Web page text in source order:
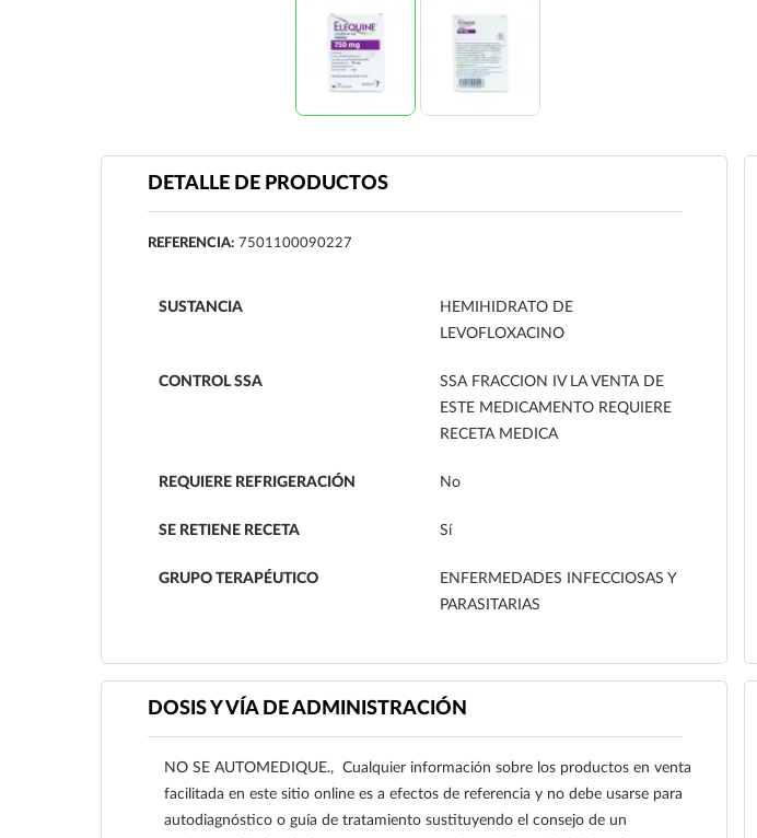
DETALLE DE PRODUCTOS
REFERENCIA: 7501100090227
SUSTANCIA
HEMIHIDRATO DE
LEVOFLOXACINO
CONTROL SSA
SSA FRACCION IV LA VENTA DE
ESTE MEDICAMENTO REQUIERE
RECETA MEDICA
REQUIERE REFRIGERACIÓN No
SE RETIENE RECETA Sí
GRUPO TERAPÉUTICO
ENFERMEDADES INFECCIOSAS Y
PARASITARIAS
DOSIS Y VÍA DE ADMINISTRACIÓN
NO SE AUTOMEDIQUE., Cualquier información sobre los productos en venta
facilitada en este sitio online es a efectos de referencia y no debe usarse para
autodiagnóstico o guía de tratamiento sustituyendo el consejo de un